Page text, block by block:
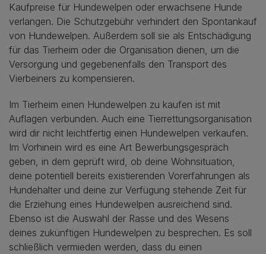
Kaufpreise für Hundewelpen oder erwachsene Hunde
verlangen. Die Schutzgebühr verhindert den Spontankauf
von Hundewelpen. Außerdem soll sie als Entschädigung
für das Tierheim oder die Organisation dienen, um die
Versorgung und gegebenenfalls den Transport des
Vierbeiners zu kompensieren.
Im Tierheim einen Hundewelpen zu kaufen ist mit
Auflagen verbunden. Auch eine Tierrettungsorganisation
wird dir nicht leichtfertig einen Hundewelpen verkaufen.
Im Vorhinein wird es eine Art Bewerbungsgespräch
geben, in dem geprüft wird, ob deine Wohnsituation,
deine potentiell bereits existierenden Vorerfahrungen als
Hundehalter und deine zur Verfügung stehende Zeit für
die Erziehung eines Hundewelpen ausreichend sind.
Ebenso ist die Auswahl der Rasse und des Wesens
deines zukünftigen Hundewelpen zu besprechen. Es soll
schließlich vermieden werden, dass du einen